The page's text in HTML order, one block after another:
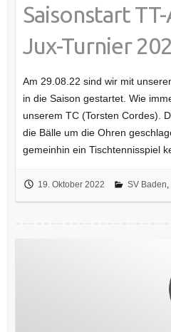
Saisonstart
Jux-Turnier
Am 29.08.22 sind wir mit
in die Saison gestartet. Wie
unserem TC (Torsten Cordes).
die Bälle um die Ohren
gemeinhin ein Tischtennisspiel
19. Oktober 2022 SV Baden,